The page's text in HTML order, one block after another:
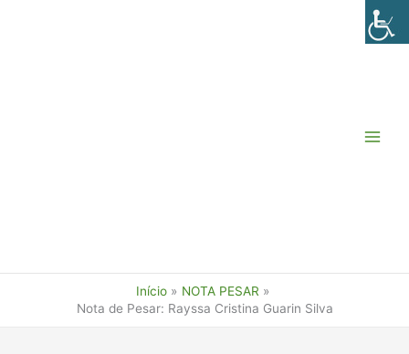
Início
NOTA PESAR
Nota de Pesar: Rayssa Cristina Guarin Silva